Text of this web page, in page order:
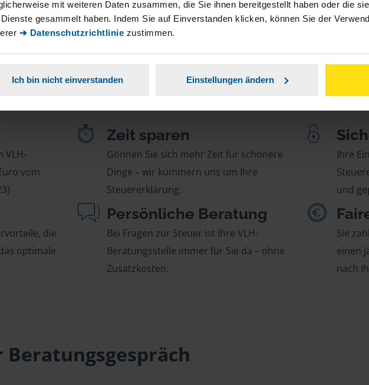
mit weiteren Daten zusammen, die Sie ihnen bereitgestellt haben oder die
gesammelt haben. Indem Sie auf Einverstanden klicken, können Sie der
➔ Datenschutzrichtlinie zustimmen.
Ich bin nicht einverstanden Einstellungen ändern
VLH-
vom
Zeit sparen
Gönnen Sie sich mehr Zeit für schönere
Dinge – wir kümmern uns um Ihre
Steuererklärung.
Ihre
und
die
optimale
Persönliche Beratung
Bei Fragen zur Steuer ist Ihre VLH-
Beratungsstelle immer für Sie da – ohne
Zusatzkosten.
Sie
einen
nach